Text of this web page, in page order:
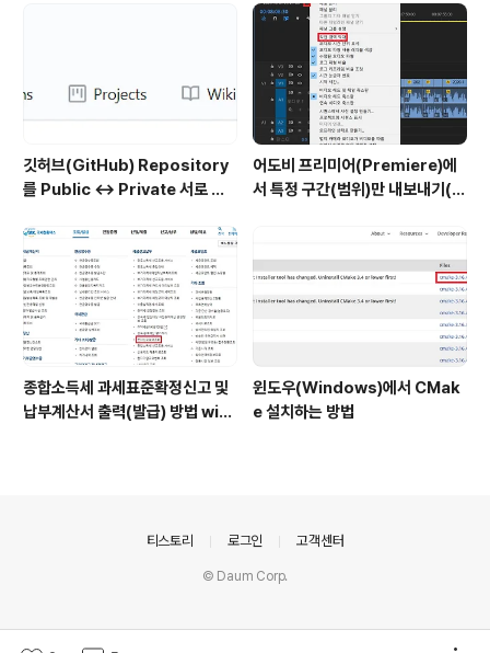
깃허브(GitHub) Repository
를 Public ↔ Private 서로 변
어도비 프리미어(Premiere)에
서 특정 구간(범위)만 내보내기(출
종합소득세 과세표준확정신고 및
납부계산서 출력(발급) 방법 with
윈도우(Windows)에서 CMak
e 설치하는 방법
티스토리 로그인 고객센터
© Daum Corp.